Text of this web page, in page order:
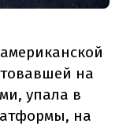
на
упала в
на